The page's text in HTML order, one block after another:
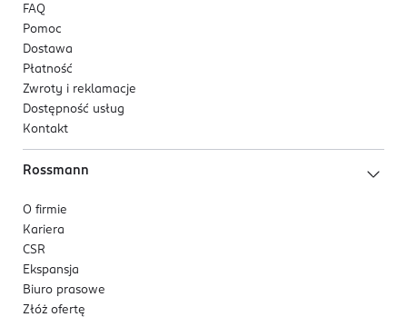
FAQ
Pomoc
Dostawa
Płatność
Zwroty i reklamacje
Dostępność usług
Kontakt
Rossmann
O firmie
Kariera
CSR
Ekspansja
Biuro prasowe
Złóż ofertę